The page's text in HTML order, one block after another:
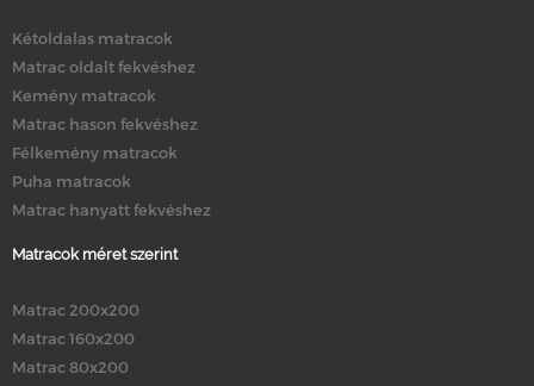
Kétoldalas matracok
Matrac oldalt fekvéshez
Kemény matracok
Matrac hason fekvéshez
Félkemény matracok
Puha matracok
Matrac hanyatt fekvéshez
Matracok méret szerint
Matrac 200x200
Matrac 160x200
Matrac 80x200